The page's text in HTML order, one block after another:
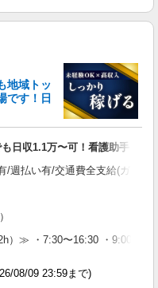
地域トッ
です！日
日収1.1万〜可！看護助手
週払い有/交通費全支給(ガソリ
）≫ ・7:30〜16:30 ・9:00〜
08/09 23:59まで)